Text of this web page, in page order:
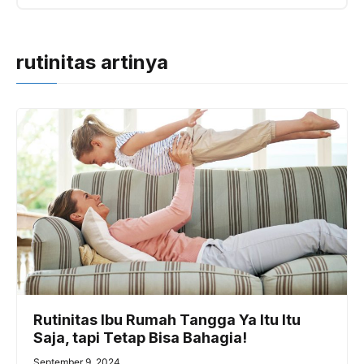
rutinitas artinya
Rutinitas Ibu Rumah Tangga Ya Itu Itu
Saja, tapi Tetap Bisa Bahagia!